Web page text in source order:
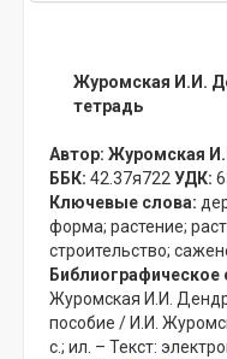
Журомская И.И.
тетрадь
Автор: Журомская
ББК: 42.37я722УДК:
Ключевые слова:
форма; растение;
строительство;
Библиографическое
Журомская И.И.
пособие / И.И.
с.; ил. – Текст: